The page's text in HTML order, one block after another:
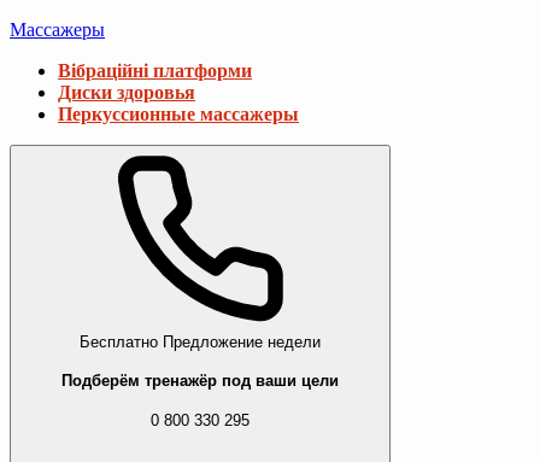
Массажеры
Вібраційні платформи
Диски здоровья
Перкуссионные массажеры
Бесплатно Предложение недели
Подберём тренажёр под ваши цели
0 800 330 295